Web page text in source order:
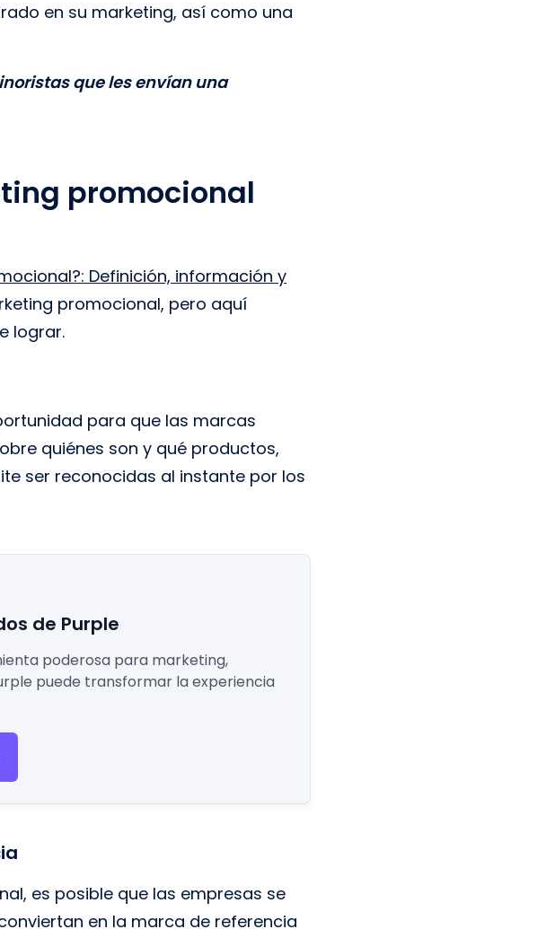
en su marketing, así como una
que les envían una
promocional
Definición, información y
promocional, pero aquí
lograr.
para que las marcas
quiénes son y qué productos,
ser reconocidas al instante por los
de Purple
poderosa para marketing,
puede transformar la experiencia
es posible que las empresas se
en la marca de referencia